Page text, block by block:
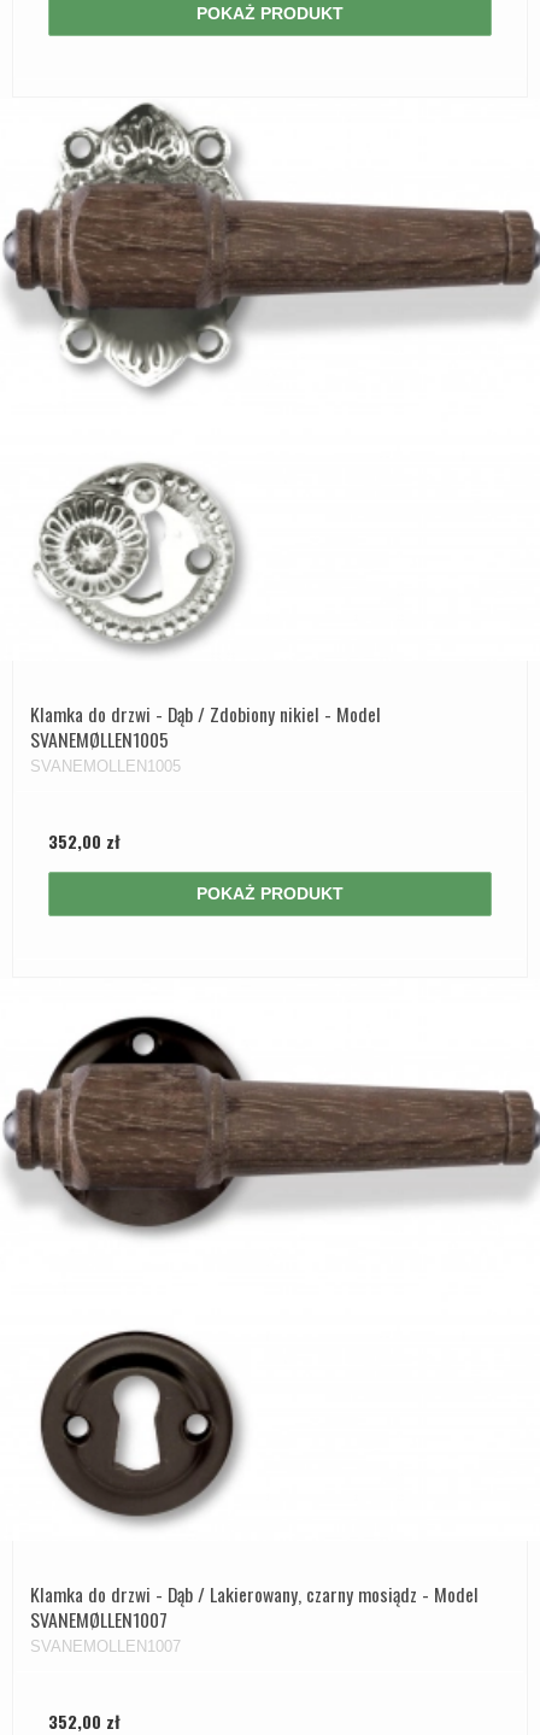
POKAŻ PRODUKT
Klamka do drzwi - Dąb / Zdobiony nikiel - Model
SVANEMØLLEN1005
SVANEMOLLEN1005
352,00 zł
POKAŻ PRODUKT
Klamka do drzwi - Dąb / Lakierowany, czarny mosiądz - Model
SVANEMØLLEN1007
SVANEMOLLEN1007
352,00 zł